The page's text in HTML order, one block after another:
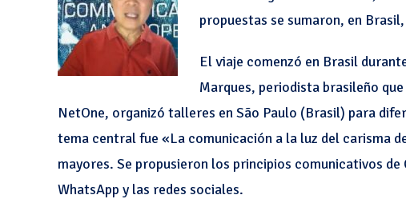
propuestas se sumaron, en
El viaje comenzó en Brasil
Marques, periodista brasileño
NetOne, organizó talleres en São Paulo (Brasil) para
tema central fue «La comunicación a la luz del carisma
mayores. Se propusieron los principios comunicativos
WhatsApp y las redes sociales.